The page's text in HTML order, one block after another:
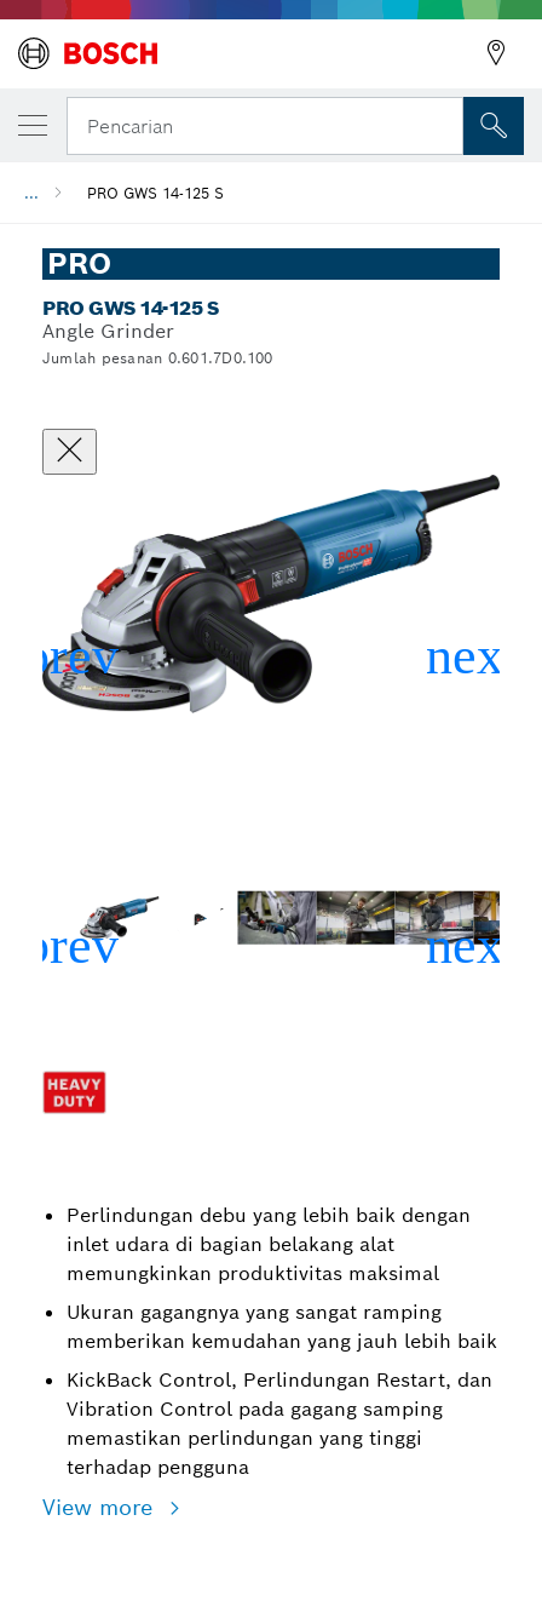
Pencarian
... PRO GWS 14-125 S
PRO
PRO GWS 14-125 S
Angle Grinder
Jumlah pesanan 0.601.7D0.100
Perlindungan debu yang lebih baik dengan
inlet udara di bagian belakang alat
memungkinkan produktivitas maksimal
Ukuran gagangnya yang sangat ramping
memberikan kemudahan yang jauh lebih baik
KickBack Control, Perlindungan Restart, dan
Vibration Control pada gagang samping
memastikan perlindungan yang tinggi
terhadap pengguna
View more